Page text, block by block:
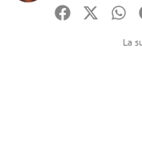
Facebook
Twitter